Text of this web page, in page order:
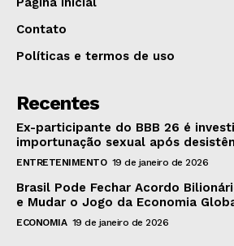
Contato
Políticas e termos de uso
Recentes
Ex-participante do BBB 26 é
importunação sexual após
ENTRETENIMENTO 19 de janeiro de 2026
Brasil Pode Fechar Acordo
e Mudar o Jogo da Economia
ECONOMIA 19 de janeiro de 2026